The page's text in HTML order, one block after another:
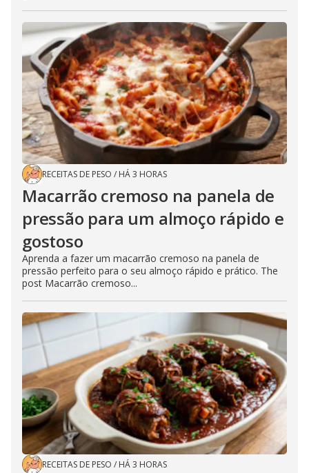
RECEITAS DE PESO / HÁ 3 HORAS
Macarrão cremoso na panela de
pressão para um almoço rápido e
gostoso
Aprenda a fazer um macarrão cremoso na panela de
pressão perfeito para o seu almoço rápido e prático. The
post Macarrão cremoso...
RECEITAS DE PESO / HÁ 3 HORAS